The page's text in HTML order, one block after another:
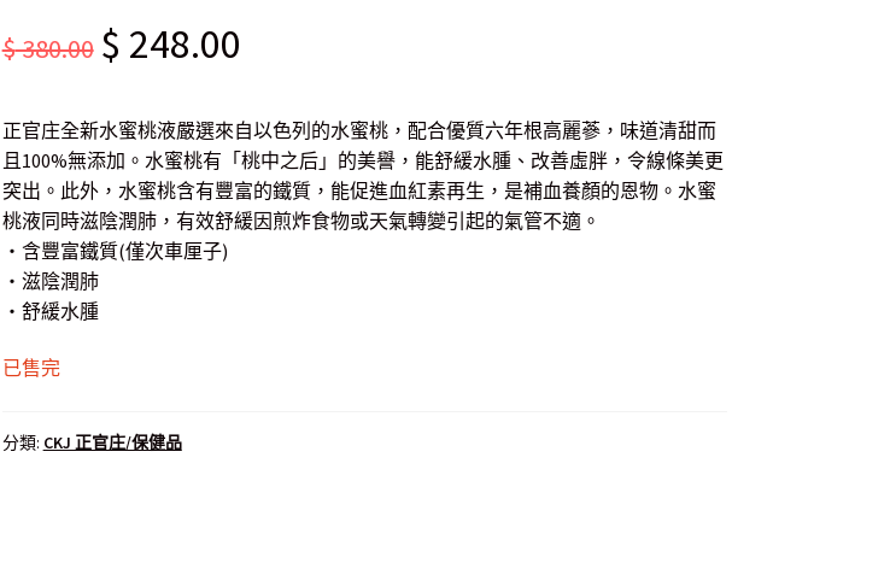
$380.00 Original
was:
$ 380.00.
$ 248.00
is:
$ 248.00.
正官庄全新水蜜桃液嚴選來自以色列的水蜜桃，配合優質六年根高麗蔘，味道清甜而
且100%無添加。水蜜桃有「桃中之后」的美譽，能舒緩水腫、改善虛胖，令線條美更
突出。此外，水蜜桃含有豐富的鐵質，能促進血紅素再生，是補血養顏的恩物。水蜜
桃液同時滋陰潤肺，有效舒緩因煎炸食物或天氣轉變引起的氣管不適。
・含豐富鐵質(僅次車厘子)
・滋陰潤肺
・舒緩水腫
已售完
分類: CKJ 正官庄/保健品